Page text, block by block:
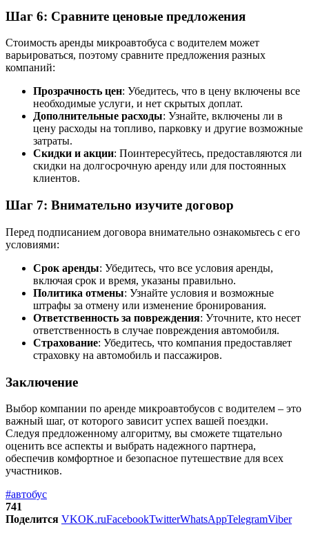
Шаг 6: Сравните ценовые предложения
Стоимость аренды микроавтобуса с водителем может
варьироваться, поэтому сравните предложения разных
компаний:
Прозрачность цен: Убедитесь, что в цену включены все
необходимые услуги, и нет скрытых доплат.
Дополнительные расходы: Узнайте, включены ли в
цену расходы на топливо, парковку и другие возможные
затраты.
Скидки и акции: Поинтересуйтесь, предоставляются ли
скидки на долгосрочную аренду или для постоянных
клиентов.
Шаг 7: Внимательно изучите договор
Перед подписанием договора внимательно ознакомьтесь с его
условиями:
Срок аренды: Убедитесь, что все условия аренды,
включая срок и время, указаны правильно.
Политика отмены: Узнайте условия и возможные
штрафы за отмену или изменение бронирования.
Ответственность за повреждения: Уточните, кто несет
ответственность в случае повреждения автомобиля.
Страхование: Убедитесь, что компания предоставляет
страховку на автомобиль и пассажиров.
Заключение
Выбор компании по аренде микроавтобусов с водителем – это
важный шаг, от которого зависит успех вашей поездки.
Следуя предложенному алгоритму, вы сможете тщательно
оценить все аспекты и выбрать надежного партнера,
обеспечив комфортное и безопасное путешествие для всех
участников.
#автобус
741
Поделится VKOK.ruFacebookTwitterWhatsAppTelegramViber